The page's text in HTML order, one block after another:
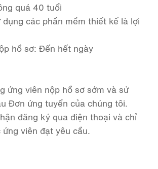
quá 40 tuổi
các phần mềm thiết kế là lợi
hồ sơ: Đến hết ngày
ứng viên nộp hồ sơ sớm và sử
Đơn ứng tuyển của chúng tôi.
đăng ký qua điện thoại và chỉ
ứng viên đạt yêu cầu.